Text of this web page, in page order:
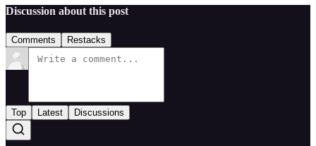
Discussion about this post
Comments Restacks
Top Latest Discussions